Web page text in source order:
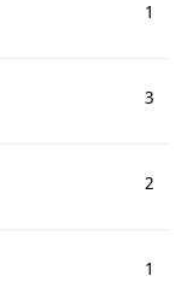
1
3
2
1